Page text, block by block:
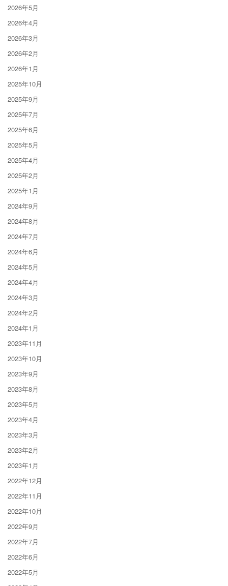
2026年5月
2026年4月
2026年3月
2026年2月
2026年1月
2025年10月
2025年9月
2025年7月
2025年6月
2025年5月
2025年4月
2025年2月
2025年1月
2024年9月
2024年8月
2024年7月
2024年6月
2024年5月
2024年4月
2024年3月
2024年2月
2024年1月
2023年11月
2023年10月
2023年9月
2023年8月
2023年5月
2023年4月
2023年3月
2023年2月
2023年1月
2022年12月
2022年11月
2022年10月
2022年9月
2022年7月
2022年6月
2022年5月